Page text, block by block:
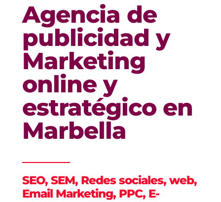
Agencia de
publicidad y
Marketing
online y
estratégico en
Marbella
SEO, SEM, Redes sociales, web,
Email Marketing, PPC, E-